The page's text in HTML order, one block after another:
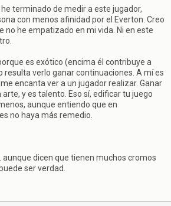
he terminado de medir a este jugador,
con menos afinidad por el Everton. Creo
no he empatizado en mi vida. Ni en este
es exótico (encima él contribuye a
resulta verlo ganar continuaciones. A mí es
encanta ver a un jugador realizar. Ganar
y es talento. Eso sí, edificar tu juego
aunque entiendo que en
no haya más remedio.
aunque dicen que tienen muchos cromos
ser verdad.